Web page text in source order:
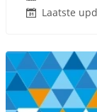
Laatste